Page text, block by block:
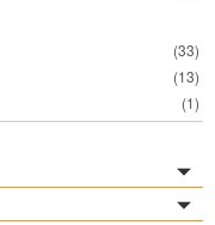
(33)
(13)
(1)